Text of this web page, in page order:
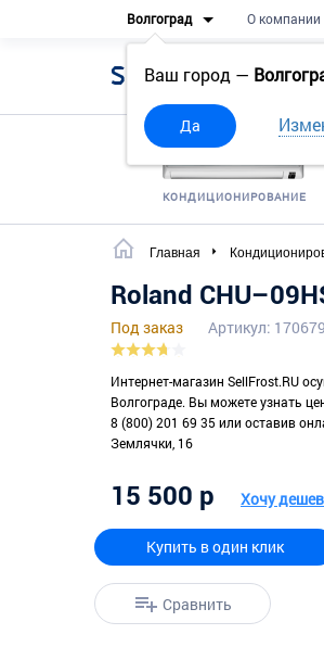
Волгоград
Ваш город —
Да
О компании
SellFrost
КОНДИЦИОНИРОВАНИЕ
Главная
Roland
Под заказ Артикул:
Интернет-магазин SellFrost.RU
Волгограде. Вы можете узнать
8 (800) 201 69 35 или оставив
Землячки, 16
15 500 р Хочу
Купить в один клик
Сравнить